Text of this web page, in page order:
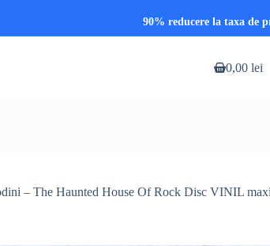
90% reducere la taxa de
Coș0,00 lei
– The Haunted House Of Rock Disc VINIL